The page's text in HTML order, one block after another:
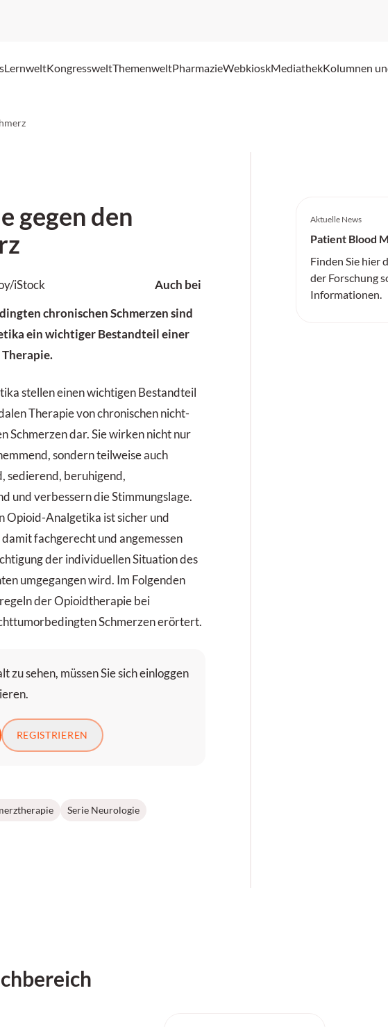
LernweltKongressweltThemenweltPharmazieWebkioskMediathekKolumnen
gegen den
Auch bei
chronischen Schmerzen sind
ein wichtiger Bestandteil einer
stellen einen wichtigen Bestandteil
Therapie von chronischen nicht-
Schmerzen dar. Sie wirken nicht nur
sondern teilweise auch
sedierend, beruhigend,
und verbessern die Stimmungslage.
Opioid-Analgetika ist sicher und
fachgerecht und angemessen
der individuellen Situation des
umgegangen wird. Im Folgenden
der Opioidtherapie bei
Schmerzen erörtert.
zu sehen, müssen Sie sich einloggen
REGISTRIEREN
Serie Neurologie
Aktuelle News
Patient Blood
Finden Sie hier
der Forschung
Informationen.